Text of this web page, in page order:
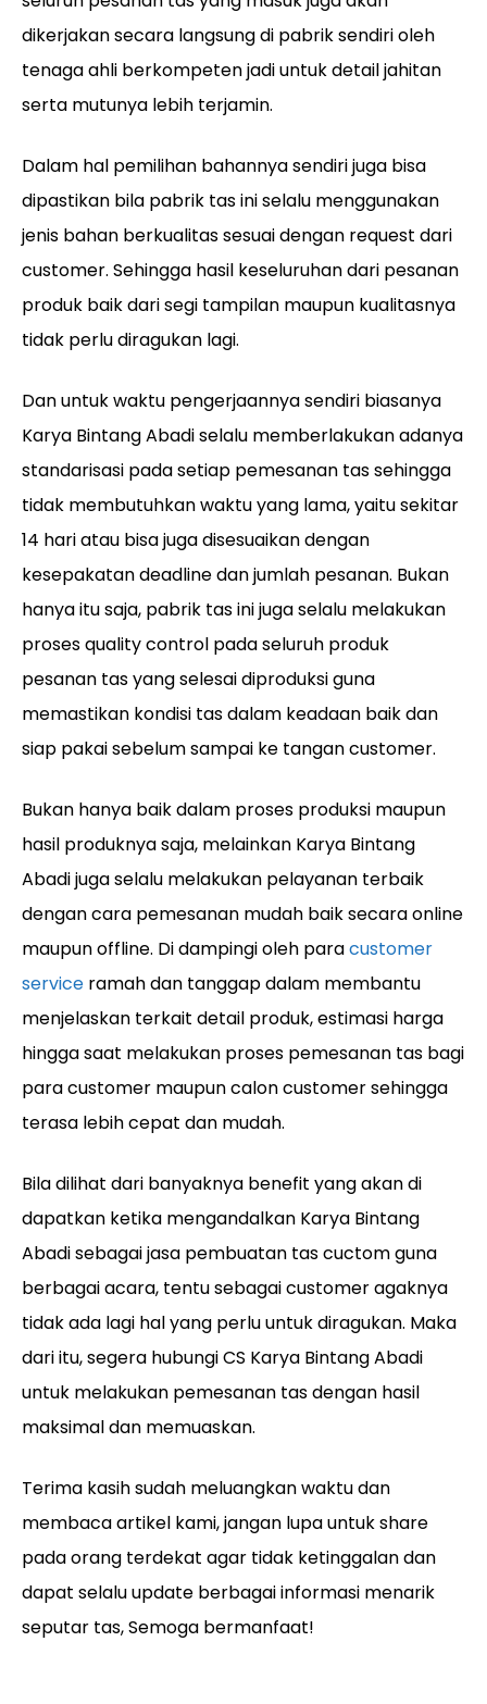
dikerjakan secara langsung di pabrik sendiri oleh
tenaga ahli berkompeten jadi untuk detail jahitan
serta mutunya lebih terjamin.
Dalam hal pemilihan bahannya sendiri juga bisa
dipastikan bila pabrik tas ini selalu menggunakan
jenis bahan berkualitas sesuai dengan request dari
customer. Sehingga hasil keseluruhan dari pesanan
produk baik dari segi tampilan maupun kualitasnya
tidak perlu diragukan lagi.
Dan untuk waktu pengerjaannya sendiri biasanya
Karya Bintang Abadi selalu memberlakukan adanya
standarisasi pada setiap pemesanan tas sehingga
tidak membutuhkan waktu yang lama, yaitu sekitar
14 hari atau bisa juga disesuaikan dengan
kesepakatan deadline dan jumlah pesanan. Bukan
hanya itu saja, pabrik tas ini juga selalu melakukan
proses quality control pada seluruh produk
pesanan tas yang selesai diproduksi guna
memastikan kondisi tas dalam keadaan baik dan
siap pakai sebelum sampai ke tangan customer.
Bukan hanya baik dalam proses produksi maupun
hasil produknya saja, melainkan Karya Bintang
Abadi juga selalu melakukan pelayanan terbaik
dengan cara pemesanan mudah baik secara online
maupun offline. Di dampingi oleh paracustomer
service ramah dan tanggap dalam membantu
menjelaskan terkait detail produk, estimasi harga
hingga saat melakukan proses pemesanan tas bagi
para customer maupun calon customer sehingga
terasa lebih cepat dan mudah.
Bila dilihat dari banyaknya benefit yang akan di
dapatkan ketika mengandalkan Karya Bintang
Abadi sebagai jasa pembuatan tas cuctom guna
berbagai acara, tentu sebagai customer agaknya
tidak ada lagi hal yang perlu untuk diragukan. Maka
dari itu, segera hubungi CS Karya Bintang Abadi
untuk melakukan pemesanan tas dengan hasil
maksimal dan memuaskan.
Terima kasih sudah meluangkan waktu dan
membaca artikel kami, jangan lupa untuk share
pada orang terdekat agar tidak ketinggalan dan
dapat selalu update berbagai informasi menarik
seputar tas, Semoga bermanfaat!